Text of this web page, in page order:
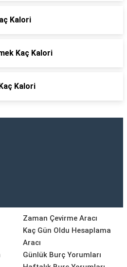
Kalori
Kaç Kalori
Kalori
Zaman Çevirme Aracı
Kaç Gün Oldu Hesaplama
Aracı
Günlük Burç Yorumları